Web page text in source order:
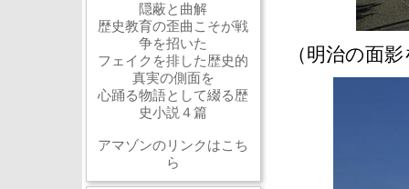
（明治の面
隠蔽と曲解
歴史教育の歪曲こそが戦
争を招いた
フェイクを排した歴史的
真実の側面を
心踊る物語として綴る歴
史小説４篇
アマゾンのリンクはこち
ら